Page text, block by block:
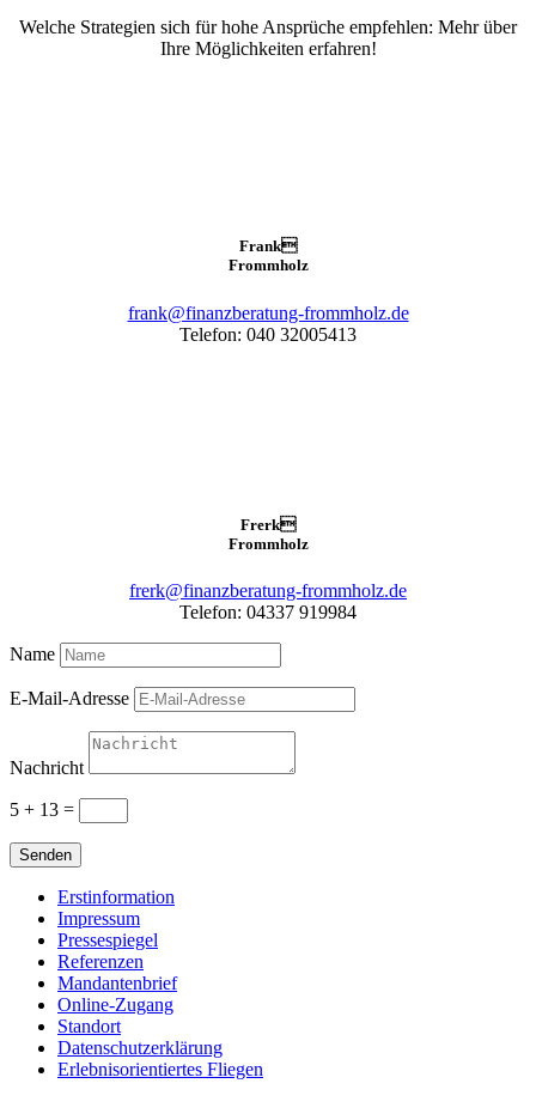
Welche Strategien sich für hohe Ansprüche empfehlen: Mehr über
Ihre Möglichkeiten erfahren!
Frank
Frommholz
frank@finanzberatung-frommholz.de
Telefon: 040 32005413
Frerk
Frommholz
frerk@finanzberatung-frommholz.de
Telefon: 04337 919984
Name
E-Mail-Adresse
Nachricht
5 + 13 =
Senden
Erstinformation
Impressum
Pressespiegel
Referenzen
Mandantenbrief
Online-Zugang
Standort
Datenschutzerklärung
Erlebnisorientiertes Fliegen